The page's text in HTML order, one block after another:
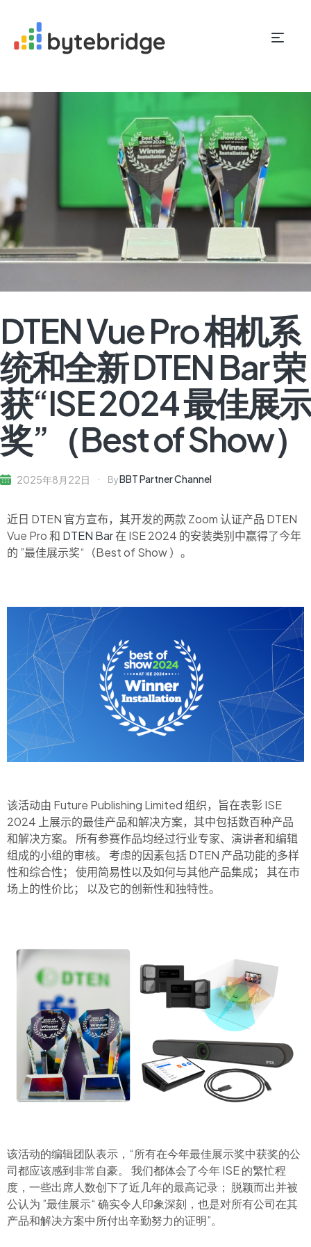
DTEN Vue Pro 相机系
统和全新 DTEN Bar 荣
获“ISE 2024 最佳展示
奖”（Best of Show）
2025年8月22日 ByBBT Partner Channel
近日 DTEN 官方宣布，其开发的两款 Zoom 认证产品 DTEN
Vue Pro 和 DTEN Bar在 ISE2024 的安装类别中赢得了今年
的 ”最佳展示奖“（Best of Show） 。
该活动由 Future Publishing Limited 组织，旨在表彰 ISE
2024 上展示的最佳产品和解决方案，其中包括数百种产品
和解决方案。 所有参赛作品均经过行业专家、演讲者和编辑
组成的小组的审核。 考虑的因素包括 DTEN 产品功能的多样
性和综合性； 使用简易性以及如何与其他产品集成； 其在市
场上的性价比； 以及它的创新性和独特性。
该活动的编辑团队表示，“所有在今年最佳展示奖中获奖的公
司都应该感到非常自豪。 我们都体会了今年 ISE 的繁忙程
度，一些出席人数创下了近几年的最高记录； 脱颖而出并被
公认为 ”最佳展示“ 确实令人印象深刻，也是对所有公司在其
产品和解决方案中所付出辛勤努力的证明”。